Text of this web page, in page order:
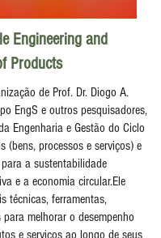
Engineering and
Products
de Prof. Dr. Diogo A.
EngS e outros pesquisadores,
Engenharia e Gestão do Ciclo
(bens, processos e serviços) e
a sustentabilidade
e a economia circular.Ele
técnicas, ferramentas,
melhorar o desempenho
e serviços ao longo de seus